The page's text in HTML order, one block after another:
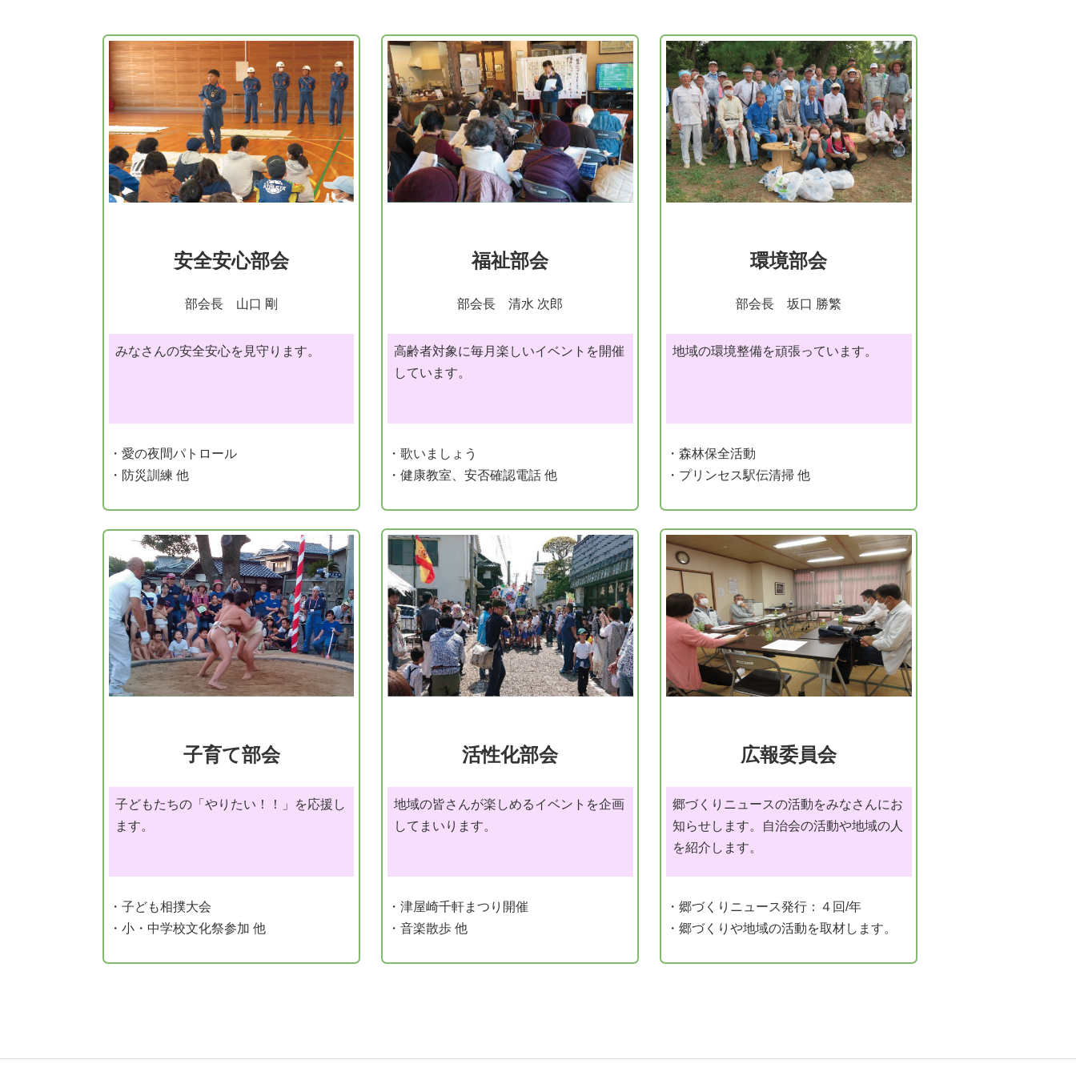
安全安心部会
部会長 山口 剛
みなさんの安全安心を見守ります。
・愛の夜間パトロール
・防災訓練 他
福祉部会
部会長 清水 次郎
高齢者対象に毎月楽しいイベントを開催
しています。
・歌いましょう
・健康教室、安否確認電話 他
環境部会
部会長 坂口 勝繁
地域の環境整備を頑張っています。
・森林保全活動
・プリンセス駅伝清掃 他
子育て部会
子どもたちの「やりたい！！」を応援し
ます。
・子ども相撲大会
・小・中学校文化祭参加 他
活性化部会
地域の皆さんが楽しめるイベントを企画
してまいります。
・津屋崎千軒まつり開催
・音楽散歩 他
広報委員会
郷づくりニュースの活動をみなさんにお
知らせします。自治会の活動や地域の人
を紹介します。
・郷づくりニュース発行：４回/年
・郷づくりや地域の活動を取材します。